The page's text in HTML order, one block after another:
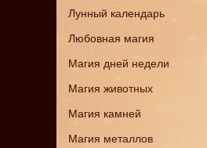
Лунный календарь
Любовная магия
Магия дней недели
Магия животных
Магия камней
Магия металлов